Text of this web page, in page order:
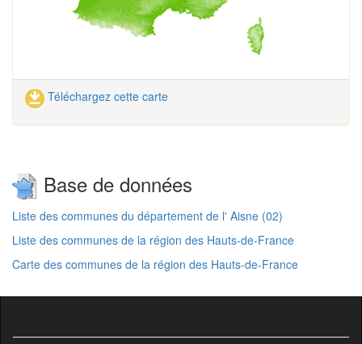
Téléchargez cette carte
Base de données
Liste des communes du département de l' Aisne (02)
Liste des communes de la région des Hauts-de-France
Carte des communes de la région des Hauts-de-France